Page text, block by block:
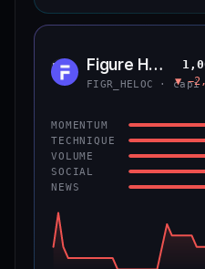
CAP. MARCHÉ
VAR. 7 J
VS ATH
−8,5 %
CONFIANCE
FIGR Figure Heloc
FIGR_HELOC · capi
▼
MOMENTUM
TECHNIQUE
VOLUME
SOCIAL
NEWS